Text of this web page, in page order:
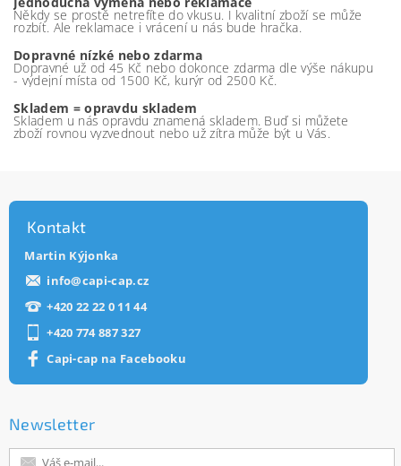
Někdy se prostě netrefíte do vkusu. I kvalitní zboží se může
rozbít. Ale reklamace i vrácení u nás bude hračka.
Dopravné nízké nebo zdarma
Dopravné už od 45 Kč nebo dokonce zdarma dle výše nákupu
- výdejní místa od 1500 Kč, kurýr od 2500 Kč.
Skladem = opravdu skladem
Skladem u nás opravdu znamená skladem. Buď si můžete
zboží rovnou vyzvednout nebo už zítra může být u Vás.
Kontakt
Martin Kýjonka
info@capi-cap.cz
+420 22 22 0 11 44
+420 774 887 327
Capi-cap na Facebooku
Newsletter